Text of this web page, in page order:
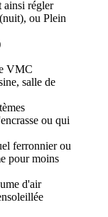
ainsi régler
ou Plein
VMC
salle de
ou qui
ferronnier ou
pour moins
d'air